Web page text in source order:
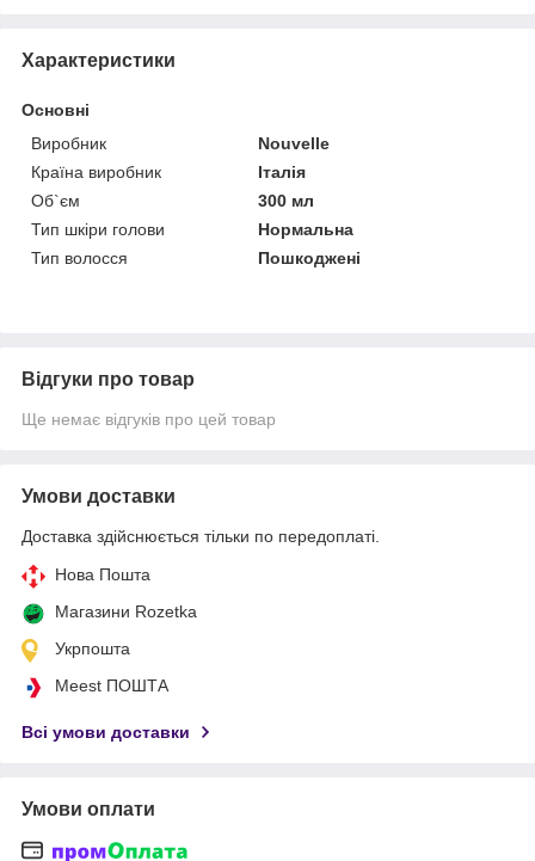
Характеристики
Основні
Виробник
Nouvelle
Країна виробник
Італія
Об`єм
300 мл
Тип шкіри голови
Нормальна
Тип волосся
Пошкоджені
Відгуки про товар
Ще немає відгуків про цей товар
Умови доставки
Доставка здійснюється тільки по передоплаті.
Нова Пошта
Магазини Rozetka
Укрпошта
Meest ПОШТА
Всі умови доставки
Умови оплати